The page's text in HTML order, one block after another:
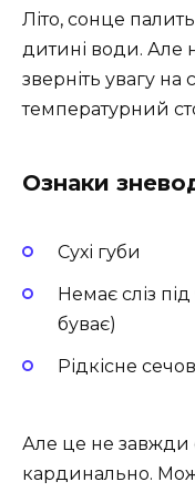
Літо, сонце
дитині води. Але
зверніть увагу на
температурний
Ознаки
Сухі губи
Немає сліз
буває)
Рідкісне
Але це не завжди
кардинально.